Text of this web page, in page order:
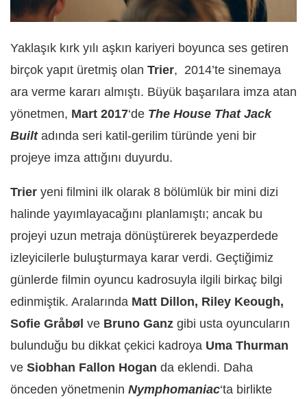
Yaklaşık kırk yılı aşkın kariyeri boyunca ses getiren
birçok yapıt üretmiş olan Trier, 2014’te sinemaya
ara verme kararı almıştı. Büyük başarılara imza atan
yönetmen, Mart 2017‘de The House That Jack
Built adında seri katil-gerilim türünde yeni bir
projeye imza attığını duyurdu.
Trier yeni filmini ilk olarak 8 bölümlük bir mini dizi
halinde yayımlayacağını planlamıştı; ancak bu
projeyi uzun metraja dönüştürerek beyazperdede
izleyicilerle buluşturmaya karar verdi. Geçtiğimiz
günlerde filmin oyuncu kadrosuyla ilgili birkaç bilgi
edinmiştik. Aralarında Matt Dillon, Riley Keough,
Sofie Gråbøl ve Bruno Ganz gibi usta oyuncuların
bulunduğu bu dikkat çekici kadroya Uma Thurman
ve Siobhan Fallon Hogan da eklendi. Daha
önceden yönetmenin Nymphomaniac‘ta birlikte